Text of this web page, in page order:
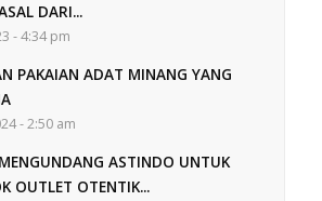
DARI...
- 4:34 pm
PAKAIAN ADAT MINANG YANG
- 2:50 am
ASTINDO UNTUK
OUTLET OTENTIK...